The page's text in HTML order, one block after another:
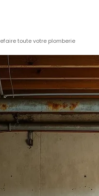
toute votre plomberie